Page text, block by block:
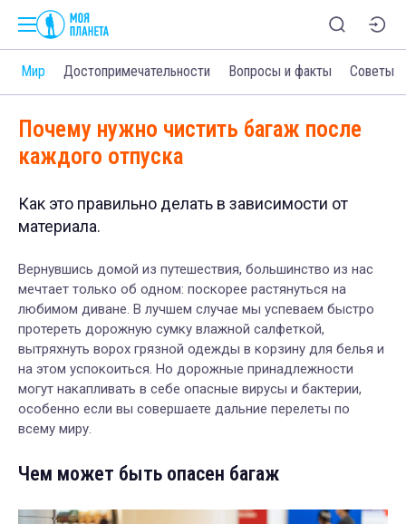
Мир Достопримечательности Вопросы и факты Советы
Почему нужно чистить багаж после
каждого отпуска
Как это правильно делать в зависимости от
материала.
Вернувшись домой из путешествия, большинство из нас
мечтает только об одном: поскорее растянуться на
любимом диване. В лучшем случае мы успеваем быстро
протереть дорожную сумку влажной салфеткой,
вытряхнуть ворох грязной одежды в корзину для белья и
на этом успокоиться. Но дорожные принадлежности
могут накапливать в себе опасные вирусы и бактерии,
особенно если вы совершаете дальние перелеты по
всему миру.
Чем может быть опасен багаж